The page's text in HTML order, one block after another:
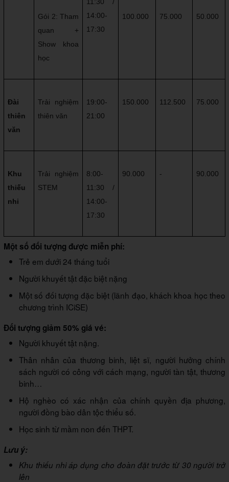
14:00-
17:30
Gói 2: Tham
quan +
Show khoa
học
100.000 75.000 50.000
Đài
thiên
văn
Trải nghiệm
thiên văn
19:00-
21:00
150.000 112.500 75.000
Khu
thiếu
nhi
Trải nghiệm
STEM
8:00-
11:30 /
14:00-
17:30
90.000 - 90.000
Một số đối tượng được miễn phí:
Trẻ em dưới 24 tháng tuổi
Người khuyết tật đặc biệt nặng
Một số đối tượng đặc biệt (lãnh đạo, khách khoa học theo
chương trình ICiSE)
Đối tượng giảm 50% giá vé:
Người khuyết tật nặng.
Thân nhân của thương binh, liệt sĩ, người hưởng chính
sách người có công với cách mạng, người tàn tật, thương
binh…
Hộ nghèo có xác nhận của chính quyền địa phương,
người đồng bào dân tộc thiểu số.
Học sinh từ mầm non đến THPT.
Lưu ý:
Khu thiếu nhi áp dụng cho đoàn đặt trước từ 30 người trở
lên